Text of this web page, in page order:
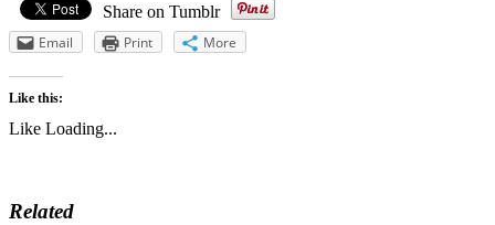
Share on Tumblr
Email
Print More
Like this:
Like Loading...
Related